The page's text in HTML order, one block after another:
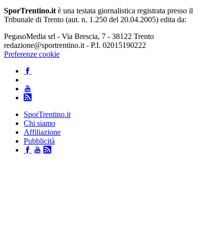
SporTrentino.it è una testata giornalistica registrata presso il
Tribunale di Trento (aut. n. 1.250 del 20.04.2005) edita da:
PegasoMedia srl - Via Brescia, 7 - 38122 Trento
redazione@sportrentino.it - P.I. 02015190222
Preferenze cookie
SporTrentino.it
Chi siamo
Affiliazione
Pubblicità